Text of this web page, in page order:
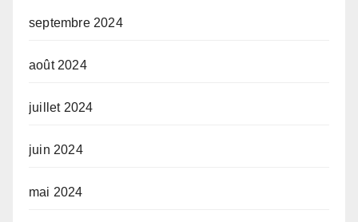
septembre 2024
août 2024
juillet 2024
juin 2024
mai 2024